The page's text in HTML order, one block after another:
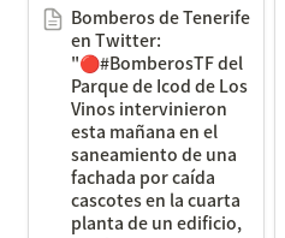
fachada por caída
cascotes en la cuarta
planta de un edificio, en
el Paseo La Centinela. Se
retiró la cornisa y parte
de la fachada. También
estuvo en la zona Policía
Local.
Bomberos de Tenerife
en Twitter:
"🔴#BomberosTF del
Parque de Icod de Los
Vinos intervinieron
esta mañana en el
saneamiento de una
fachada por caída
cascotes en la cuarta
planta de un edificio,